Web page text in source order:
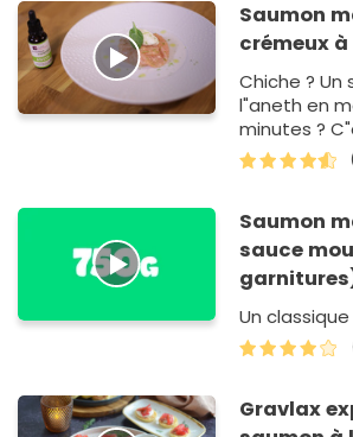
Saumon
crémeux
Chiche ? Un
l"aneth en
minutes ?
grâce à
culinaire
Saumon
sauce
Un classique
Gravlax